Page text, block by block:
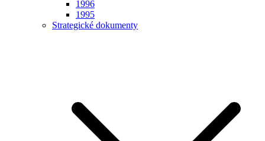
1996
1995
Strategické dokumenty